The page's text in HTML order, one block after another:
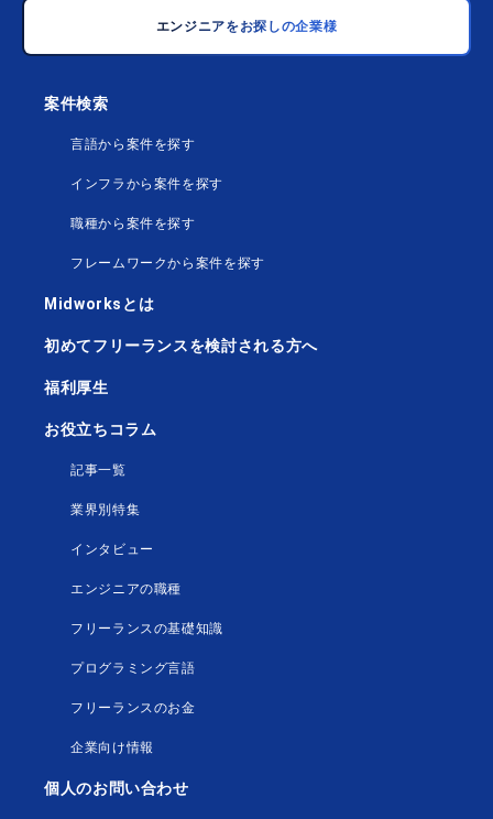
エンジニアをお探しの企業様
案件検索
言語から案件を探す
インフラから案件を探す
職種から案件を探す
フレームワークから案件を探す
Midworksとは
初めてフリーランスを検討される方へ
福利厚生
お役立ちコラム
記事一覧
業界別特集
インタビュー
エンジニアの職種
フリーランスの基礎知識
プログラミング言語
フリーランスのお金
企業向け情報
個人のお問い合わせ